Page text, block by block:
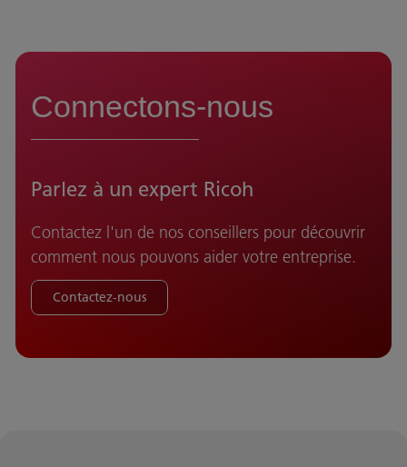
Connectons-nous
Parlez à un expert Ricoh
Contactez l'un de nos conseillers pour découvrir
comment nous pouvons aider votre entreprise.
Contactez-nous